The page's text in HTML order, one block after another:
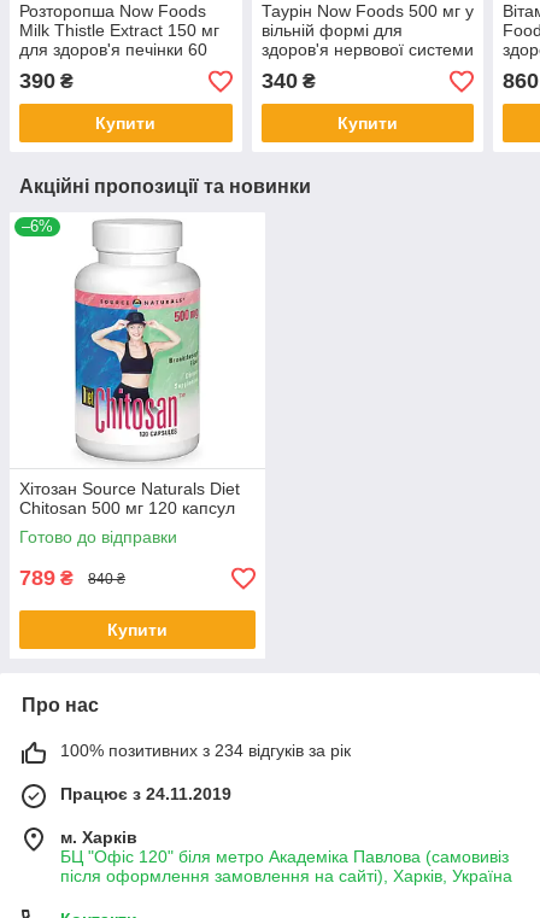
Розторопша Now Foods
Milk Thistle Extract 150 мг
для здоров'я печінки 60
вегетаріанських капсул
390 ₴
Купити
Таурін Now Foods 500 мг у
​​вільній формі для
здоров'я нервової системи
100 капсул
340₴
Купити
860
Акційні пропозиції та новинки
–6%
Хітозан Source Naturals Diet
Chitosan 500 мг 120 капсул
Готово до відправки
789 ₴ 840 ₴
Купити
Про нас
100% позитивних з 234 відгуків за рік
Працює з 24.11.2019
м. Харків
БЦ "Офіс 120" біля метро Академіка Павлова (самовивіз
після оформлення замовлення на сайті), Харків, Україна